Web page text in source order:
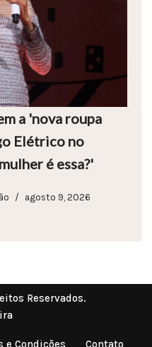
a 'nova roupa
Elétrico no
é essa?'
agosto 9, 2026
Reservados.
e Condições Contato